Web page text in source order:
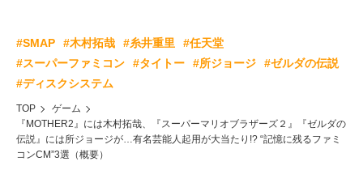
#SMAP #木村拓哉 #糸井重里
#任天堂
#スーパーファミコン
#タイトー #所ジョージ
#ゼルダの伝説
#ディスクシステム
TOP
ゲーム
『MOTHER2』には木村拓哉、『スーパーマリオブラザーズ２』『ゼルダの
伝説』には所ジョージが…有名芸能人起用が大当たり!? “記憶に残るファミ
コンCM”3選（概要）